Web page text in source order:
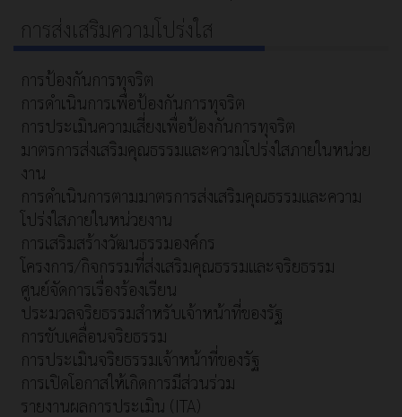
การส่งเสริมความโปร่งใส
การป้องกันการทุจริต
การดำเนินการเพื่อป้องกันการทุจริต
การประเมินความเสี่ยงเพื่อป้องกันการทุจริต
มาตรการส่งเสริมคุณธรรมและความโปร่งใสภายในหน่วย
งาน
การดำเนินการตามมาตรการส่งเสริมคุณธรรมและความ
โปร่งใสภายในหน่วยงาน
การเสริมสร้างวัฒนธรรมองค์กร
โครงการ/กิจกรรมที่ส่งเสริมคุณธรรมและจริยธรรม
ศูนย์จัดการเรื่องร้องเรียน
ประมวลจริยธรรมสำหรับเจ้าหน้าที่ของรัฐ
การขับเคลื่อนจริยธรรม
การประเมินจริยธรรมเจ้าหน้าที่ของรัฐ
การเปิดโอกาสให้เกิดการมีส่วนร่วม
รายงานผลการประเมิน (ITA)